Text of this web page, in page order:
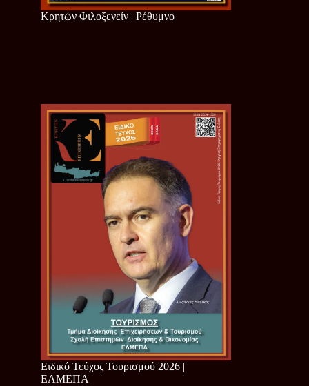
Κρητών Φιλοξενείν | Ρέθυμνο
Ειδικό Τεύχος Τουρισμού 2026 |
ΕΛΜΕΠΑ